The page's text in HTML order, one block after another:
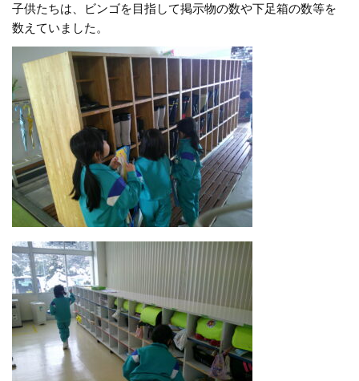
子供たちは、ビンゴを目指して掲示物の数や下足箱の数等を
数えていました。